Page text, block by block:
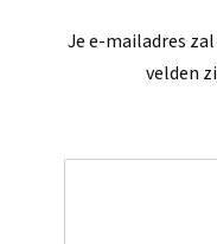
Je e-mailadres
velden